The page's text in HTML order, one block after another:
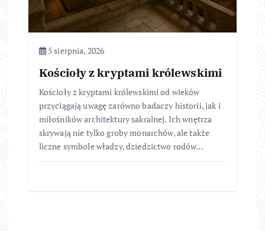
5 sierpnia, 2026
Kościoły z kryptami królewskimi
Kościoły z kryptami królewskimi od wieków
przyciągają uwagę zarówno badaczy historii, jak i
miłośników architektury sakralnej. Ich wnętrza
skrywają nie tylko groby monarchów, ale także
liczne symbole władzy, dziedzictwo rodów…